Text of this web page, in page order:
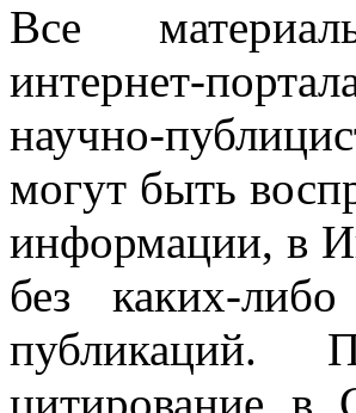
Все
интернет-
научно-
могут быть
информации, в
без каких-
публикаций.